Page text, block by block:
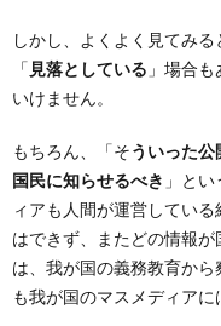
しかし、よくよく見てみ
「 見落としている 」場合
いけません。
もちろん、「そういった
国民に知らせるべき 」と
ィアも人間が運営してい
はできず、またどの情報
は、我が国の義務教育か
も我が国のマスメディアに